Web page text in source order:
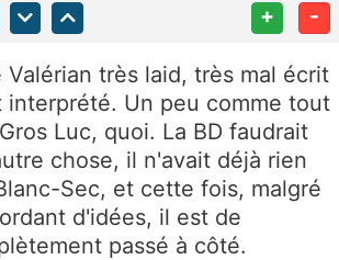
+ -
très laid, très mal écrit
interprété. Un peu comme tout
Luc, quoi. La BD faudrait
chose, il n'avait déjà rien
Sec, et cette fois, malgré
d'idées, il est de
passé à côté.